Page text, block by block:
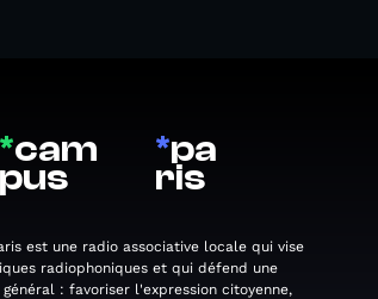
*cam
pus
*pa
ris
est une radio associative locale qui vise
radiophoniques et qui défend une
: favoriser l'expression citoyenne,